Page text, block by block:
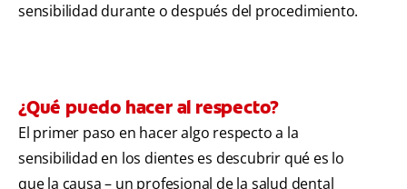
sensibilidad durante o después del procedimiento.
¿Qué puedo hacer al respecto?
El primer paso en hacer algo respecto a la
sensibilidad en los dientes es descubrir qué es lo
que la causa – un profesional de la salud dental